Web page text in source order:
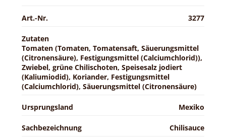
Art.-Nr. 3277
Zutaten
Tomaten (Tomaten, Tomatensaft, Säuerungsmittel
(Citronensäure), Festigungsmittel (Calciumchlorid)),
Zwiebel, grüne Chilischoten, Speisesalz jodiert
(Kaliumiodid), Koriander, Festigungsmittel
(Calciumchlorid), Säuerungsmittel (Citronensäure)
Ursprungsland Mexiko
Sachbezeichnung Chilisauce